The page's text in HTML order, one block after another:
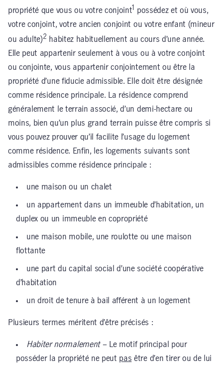
propriété que vous ou votre conjoint1 possédez et où vous,
votre conjoint, votre ancien conjoint ou votre enfant (mineur
ou adulte)2 habitez habituellement au cours d’une année.
Elle peut appartenir seulement à vous ou à votre conjoint
ou conjointe, vous appartenir conjointement ou être la
propriété d’une fiducie admissible. Elle doit être désignée
comme résidence principale. La résidence comprend
généralement le terrain associé, d’un demi-hectare ou
moins, bien qu’un plus grand terrain puisse être compris si
vous pouvez prouver qu’il facilite l’usage du logement
comme résidence. Enfin, les logements suivants sont
admissibles comme résidence principale :
une maison ou un chalet
un appartement dans un immeuble d’habitation, un
duplex ou un immeuble en copropriété
une maison mobile, une roulotte ou une maison
flottante
une part du capital social d’une société coopérative
d’habitation
un droit de tenure à bail afférent à un logement
Plusieurs termes méritent d’être précisés :
Habiter normalement– Le motif principal pour
posséder la propriété ne peut pas être d’en tirer ou de lui